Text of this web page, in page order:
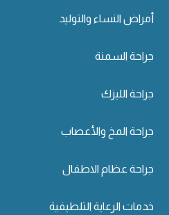
أمراض النساء والتوليد
جراحة السمنة
جراحة الليزك
جراحة المخ والأعصاب
جراحة عظام الاطفال
خدمات الرعاية التلطيفية